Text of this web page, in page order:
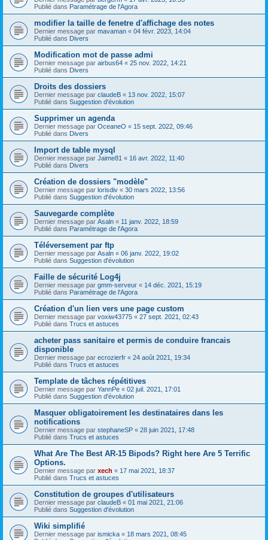
Publié dans Paramétrage de l'Agora
modifier la taille de fenetre d'affichage des notes
Dernier message par mavaman « 04 févr. 2023, 14:04
Publié dans Divers
Modification mot de passe admi
Dernier message par airbus64 « 25 nov. 2022, 14:21
Publié dans Divers
Droits des dossiers
Dernier message par claudeB « 13 nov. 2022, 15:07
Publié dans Suggestion d'évolution
Supprimer un agenda
Dernier message par OceaneO « 15 sept. 2022, 09:46
Publié dans Divers
Import de table mysql
Dernier message par Jaime81 « 16 avr. 2022, 11:40
Publié dans Divers
Création de dossiers "modèle"
Dernier message par lorisdiv « 30 mars 2022, 13:56
Publié dans Suggestion d'évolution
Sauvegarde complète
Dernier message par Asaln « 11 janv. 2022, 18:59
Publié dans Paramétrage de l'Agora
Téléversement par ftp
Dernier message par Asaln « 06 janv. 2022, 19:02
Publié dans Suggestion d'évolution
Faille de sécurité Log4j
Dernier message par gmm-serveur « 14 déc. 2021, 15:19
Publié dans Paramétrage de l'Agora
Création d'un lien vers une page custom
Dernier message par voxiw43775 « 27 sept. 2021, 02:43
Publié dans Trucs et astuces
acheter pass sanitaire et permis de conduire francais
disponible
Dernier message par ecrozierfr « 24 août 2021, 19:34
Publié dans Trucs et astuces
Template de tâches répétitives
Dernier message par YannPe « 02 juil. 2021, 17:01
Publié dans Suggestion d'évolution
Masquer obligatoirement les destinataires dans les
notifications
Dernier message par stephaneSP « 28 juin 2021, 17:48
Publié dans Trucs et astuces
What Are The Best AR-15 Bipods? Right here Are 5 Terrific
Options.
Dernier message par xech « 17 mai 2021, 18:37
Publié dans Trucs et astuces
Constitution de groupes d'utilisateurs
Dernier message par claudeB « 01 mai 2021, 21:06
Publié dans Suggestion d'évolution
Wiki simplifié
Dernier message par ismicka « 18 mars 2021, 08:45